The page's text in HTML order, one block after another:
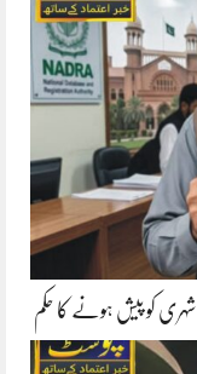
شہری کو پیش ہونے کا حکم